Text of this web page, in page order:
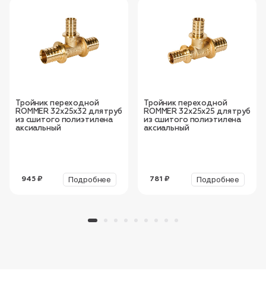
Тройник переходной
ROMMER 32x25x32 для труб
из сшитого полиэтилена
аксиальный
945 ₽ Подробнее
Тройник переходной
ROMMER 32x25x25 для труб
из сшитого полиэтилена
аксиальный
781 ₽ Подробнее